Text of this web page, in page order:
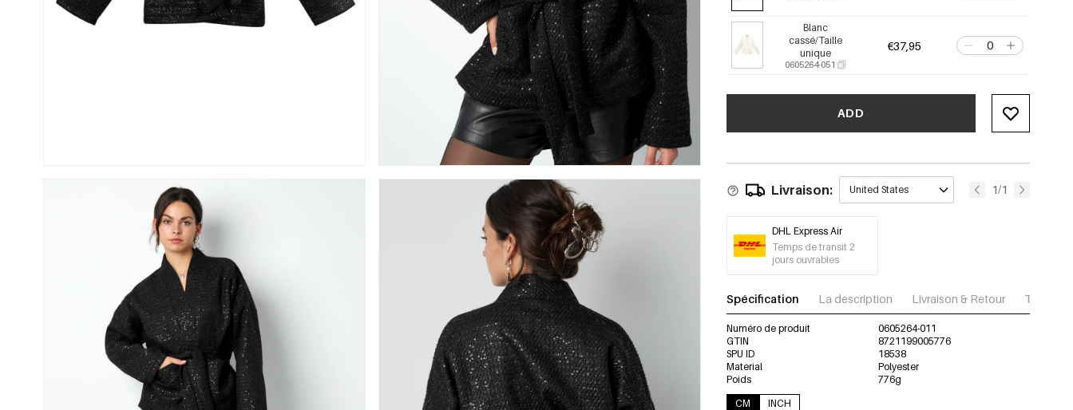
Blanc
cassé/Taille
unique
0605264-051
€37,95
ADD
Livraison: United States 1/1
DHL Express Air
Temps de transit 2
jours ouvrables
Spécification La description Livraison & Retour
Numéro de produit
0605264-011
GTIN
8721199005776
SPU ID
18538
Material
Polyester
Poids
776g
CM
INCH